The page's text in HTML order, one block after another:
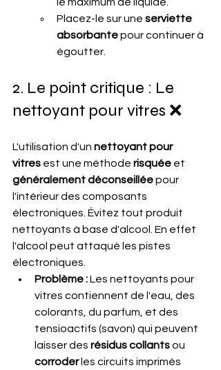
Placez-le sur une serviette
absorbante pour continuer à
égoutter.
2. Le point critique : Le
nettoyant pour vitres ❌
L'utilisation d'un nettoyant pour
vitres est une méthode risquée et
généralement déconseillée pour
l'intérieur des composants
électroniques. Évitez tout produit
nettoyants à base d'alcool. En effet
l'alcool peut attaqué les pistes
électroniques.
Problème : Les nettoyants pour
vitres contiennent de l'eau, des
colorants, du parfum, et des
tensioactifs (savon) qui peuvent
laisser des résidus collants ou
corroder les circuits imprimés